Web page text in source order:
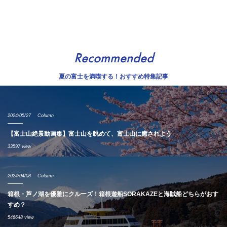
Recommended
夏の富士を満喫する！おすすめ特集記事
2024/05/27 Column
【富士山絶景動画集】富士山を眺めて、富士山に癒されよう
33597 view
2024/04/08 Column
箱根・芦ノ湖を優雅にクルーズ！箱根遊船SORAKAZEと海賊船どちらがおす
すめ？
546648 view